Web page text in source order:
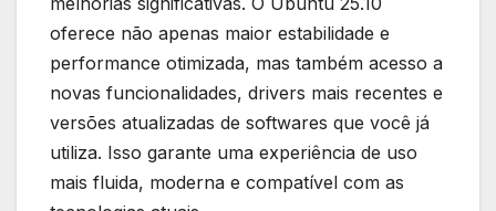
oferece não apenas maior estabilidade e
performance otimizada, mas também acesso a
novas funcionalidades, drivers mais recentes e
versões atualizadas de softwares que você já
utiliza. Isso garante uma experiência de uso
mais fluida, moderna e compatível com as